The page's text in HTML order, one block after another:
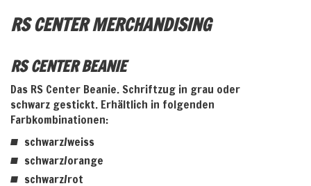
RS CENTER MERCHANDISING
RS CENTER BEANIE
Das RS Center Beanie. Schriftzug in grau oder
schwarz gestickt. Erhältlich in folgenden
Farbkombinationen:
schwarz/weiss
schwarz/orange
schwarz/rot